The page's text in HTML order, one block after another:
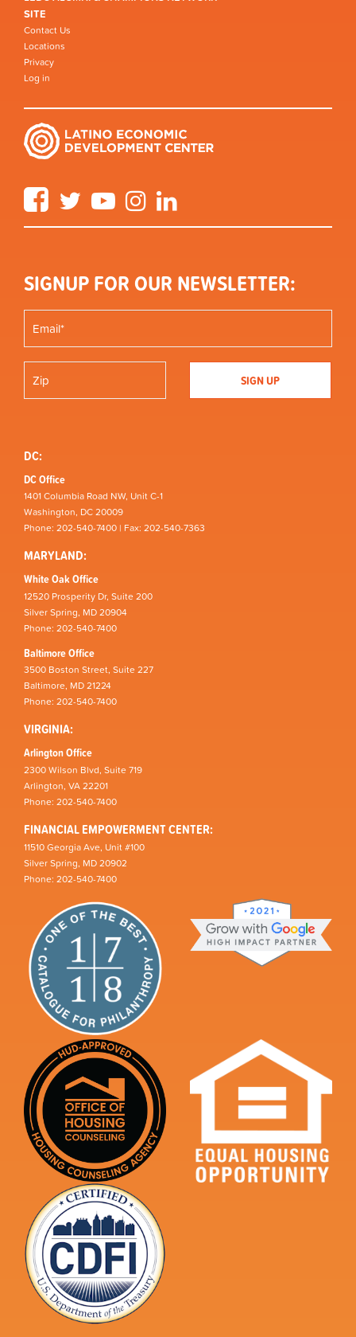
SITE
Contact Us
Locations
Privacy
Log in
FacebookTwitter YouTube Instagram
SIGNUP FOR OUR NEWSLETTER:
DC:
DC Office
1401 Columbia Road NW, Unit C-1
Washington, DC 20009
Phone: 202-540-7400 | Fax: 202-540-7363
MARYLAND:
White Oak Office
12520 Prosperity Dr, Suite 200
Silver Spring, MD 20904
Phone: 202-540-7400
Baltimore Office
3500 Boston Street, Suite 227
Baltimore, MD 21224
Phone: 202-540-7400
VIRGINIA:
Arlington Office
2300 Wilson Blvd, Suite 719
Arlington, VA 22201
Phone: 202-540-7400
FINANCIAL EMPOWERMENT CENTER:
11510 Georgia Ave, Unit #100
Silver Spring, MD 20902
Phone: 202-540-7400